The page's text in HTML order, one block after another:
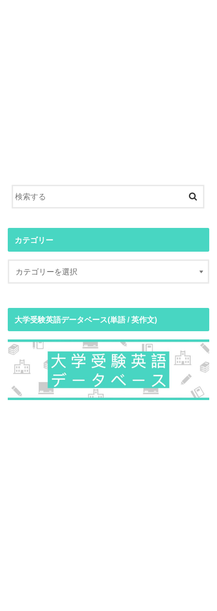
カテゴリー
大学受験英語データベース(単語 / 英作文)